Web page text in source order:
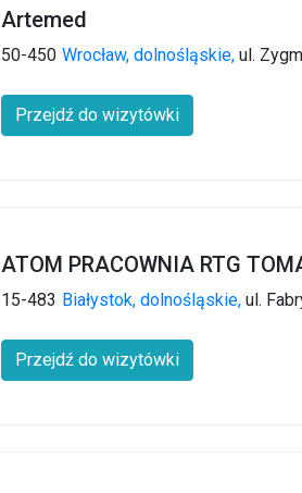
Artemed
50-450 Wrocław, dolnośląskie, ul.
Przejdź do wizytówki
ATOM PRACOWNIA RTG
15-483 Białystok, dolnośląskie, ul.
Przejdź do wizytówki